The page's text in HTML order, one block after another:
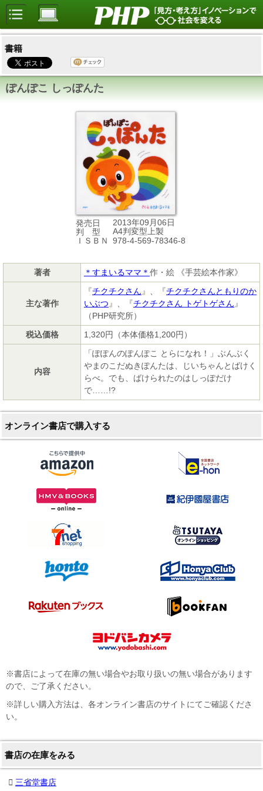
書籍
ぽんぽこ しっぽんた
発売日
2013年09月06日
判 型
A4判変型上製
ＩＳＢＮ
978-4-569-78346-8
著者 ＊すまいるママ＊ 作・絵 《手芸絵本作家》
主な著作
『チクチクさん 』、『チクチクさんともりのか
いぶつ 』、『チクチクさん トゲトゲさん 』
（PHP研究所）
税込価格
1,320円（本体価格1,200円）
内容
「ぽぽんのぽんぽこ とらになれ！」ぶんぶく
やまのこだぬきぽんたは、じいちゃんとばけく
らべ。でも、ばけられたのはしっぽだけ
で……!?
オンライン書店で購入する
※書店によって在庫の無い場合やお取り扱いの無い場合があります
ので、ご了承ください。
※詳しい購入方法は、各オンライン書店のサイトにてご確認くださ
い。
書店の在庫をみる
三省堂書店